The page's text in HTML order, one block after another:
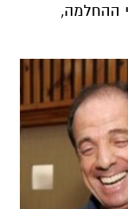
ההחלמה,